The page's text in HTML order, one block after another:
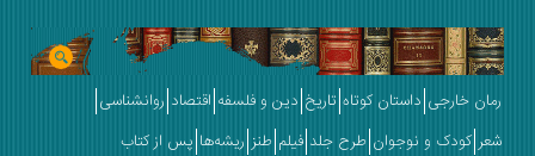
خارجی داستان کوتاه تاریخ دین و فلسفه اقتصاد روانشناسی
کودک و نوجوان طرح جلد فیلم طنز ریشه‌ها پس از کتاب